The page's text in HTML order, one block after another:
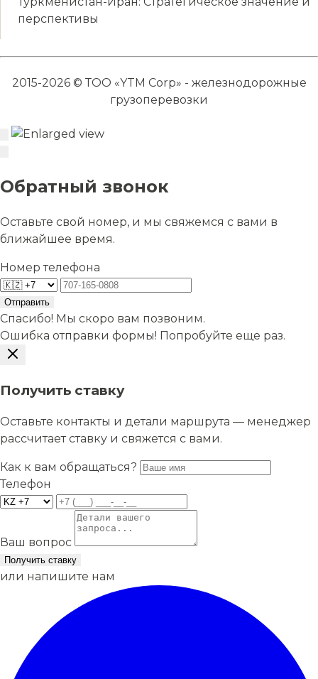
перспективы
2015-2026 © ТОО «YTM Corp» - железнодорожные
грузоперевозки
Обратный звонок
Оставьте свой номер, и мы свяжемся с вами в
ближайшее время.
Номер телефона
Отправить
Спасибо! Мы скоро вам позвоним.
Ошибка отправки формы! Попробуйте еще раз.
Получить ставку
Оставьте контакты и детали маршрута — менеджер
рассчитает ставку и свяжется с вами.
Как к вам обращаться?
Телефон
Ваш вопрос
Получить ставку
или напишите нам